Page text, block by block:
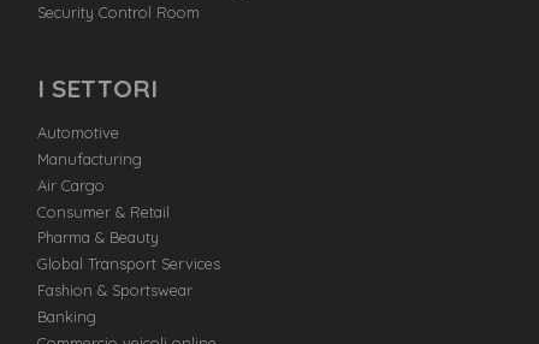
Security Control Room
I SETTORI
Automotive
Manufacturing
Air Cargo
Consumer & Retail
Pharma & Beauty
Global Transport Services
Fashion & Sportswear
Banking